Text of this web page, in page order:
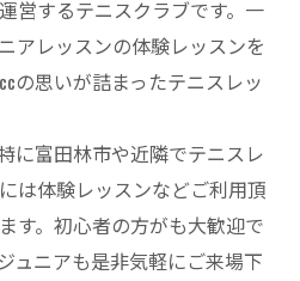
営するテニスクラブです。一
アレッスンの体験レッスンを
の思いが詰まったテニスレッ
に富田林市や近隣でテニスレ
は体験レッスンなどご利用頂
す。初心者の方がも大歓迎で
ュニアも是非気軽にご来場下